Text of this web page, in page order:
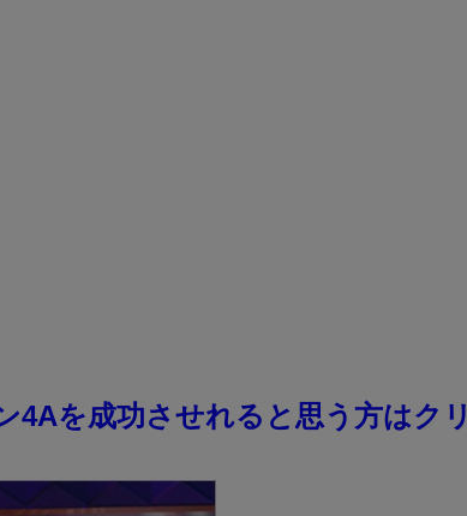
4Aを成功させれると思う方はクリ